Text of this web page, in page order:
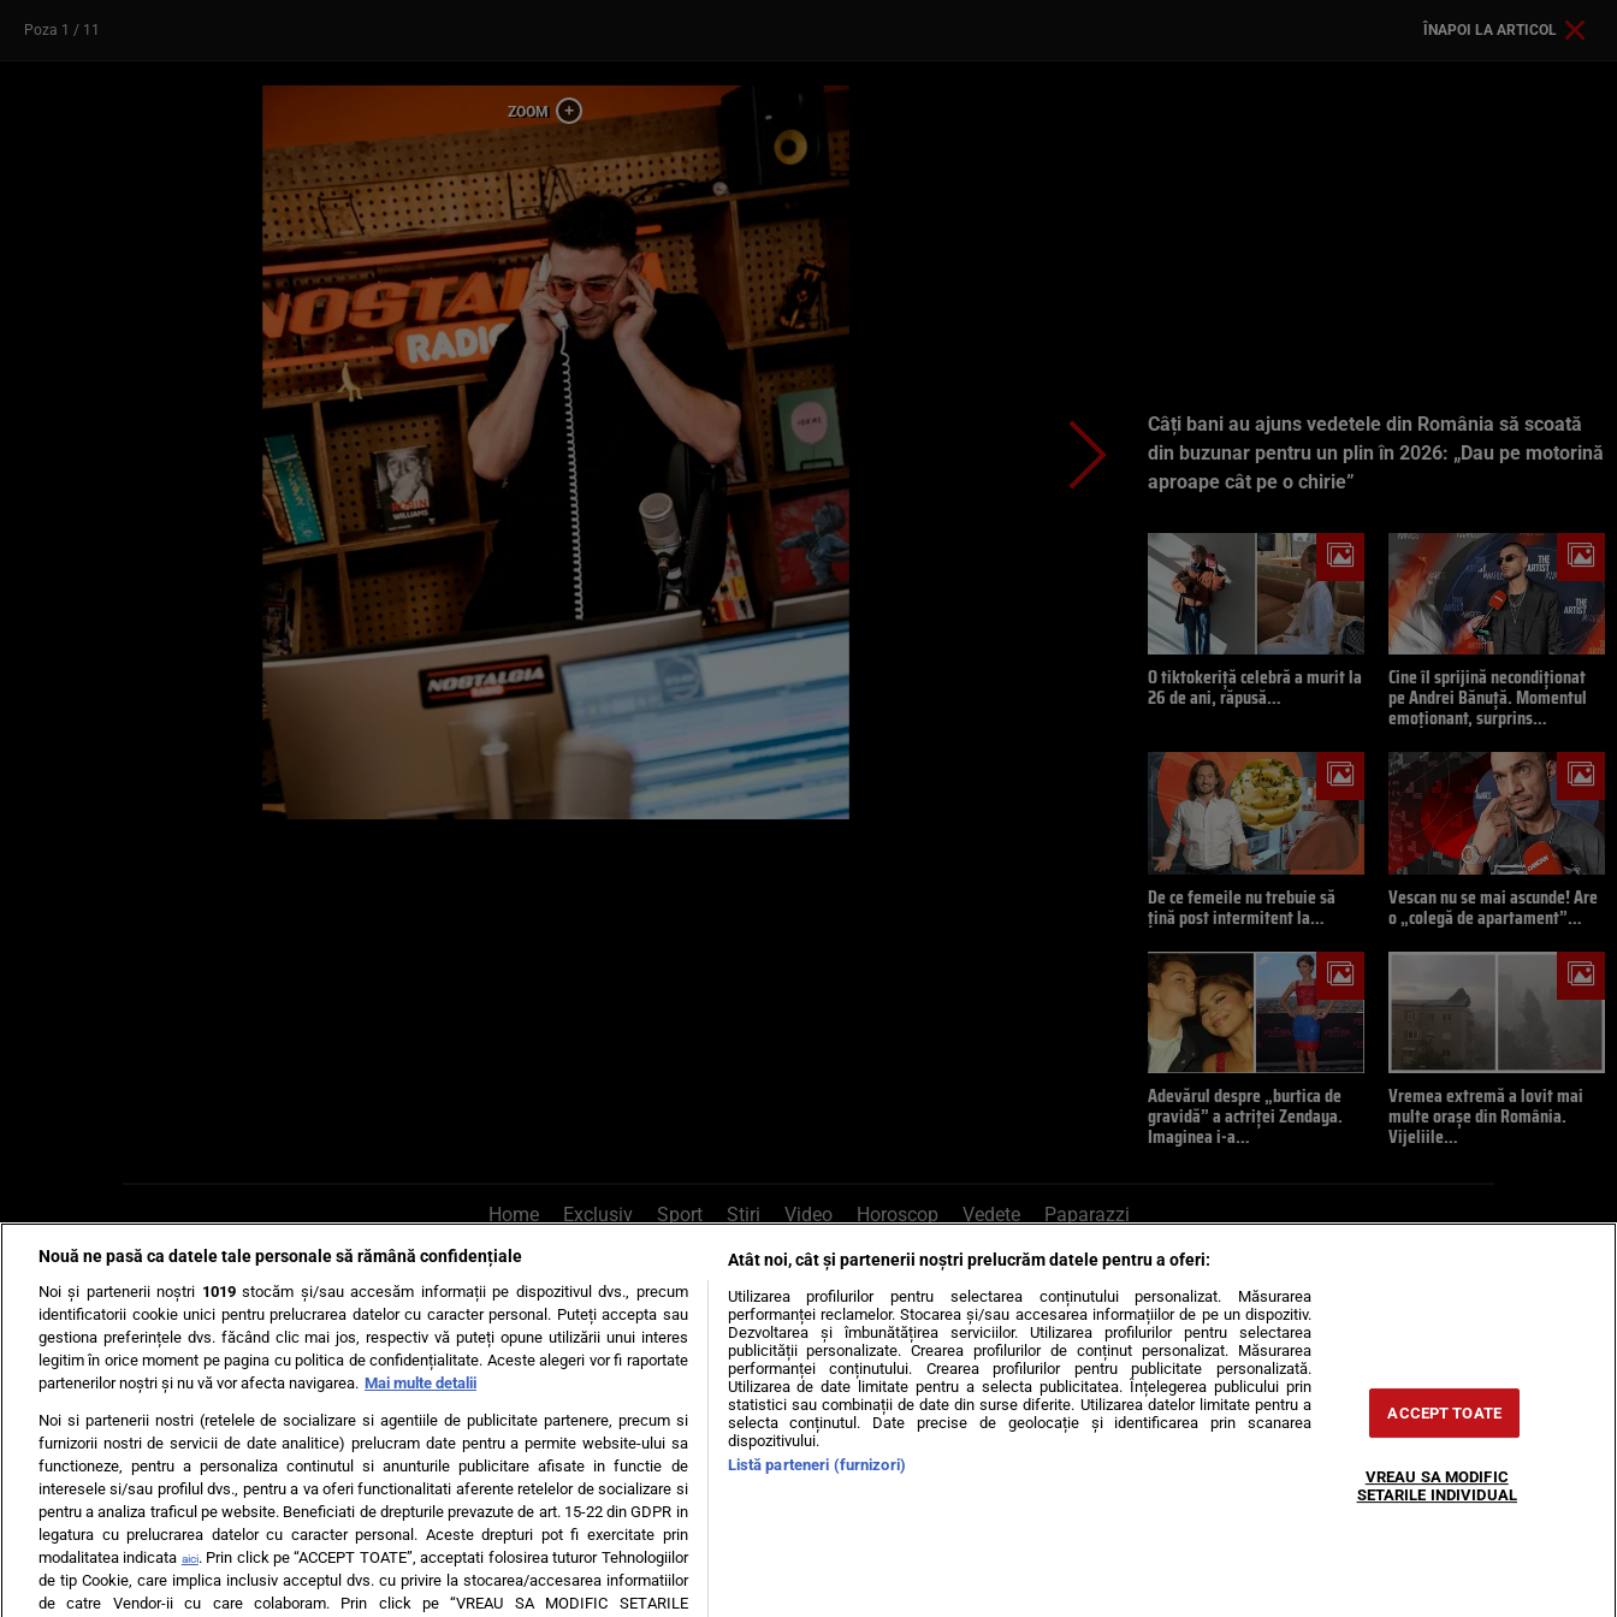
Poza 1 / 11 ÎNAPOI LA ARTICOL
Câți bani au ajuns vedetele din România să scoată
din buzunar pentru un plin în 2026: „Dau pe motorină
aproape cât pe o chirie”
O tiktokeriță celebră a murit la
26 de ani, răpusă…
Cine îl sprijină necondiționat
pe Andrei Bănuță. Momentul
emoționant, surprins…
De ce femeile nu trebuie să
țină post intermitent la…
Vescan nu se mai ascunde! Are
o „colegă de apartament”…
Adevărul despre „burtica de
gravidă” a actriței Zendaya.
Imaginea i-a…
Vremea extremă a lovit mai
multe orașe din România.
Vijeliile…
Home Exclusiv Sport Știri Video Horoscop Vedete Paparazzi
AI UN PONT? Scrie-ne pe Whatsapp, sună la 0741226226 sau trimite mail la pont@cancan.ro
Știri interne Știri externe Politică
Ultimele stiri Diete Insula Iubirii Dictionar de vise LIFE STYLE Horoscop
Echipa editorială Termeni si condiții Politica de confidențialitate
Nouă ne pasă ca datele tale personale să rămână confidențiale
Noi și partenerii noștri 1019stocăm și/sau accesăm informații pe dispozitivul dvs., precum
identificatorii cookie unici pentru prelucrarea datelor cu caracter personal. Puteți accepta sau
gestiona preferințele dvs. făcând clic mai jos, respectiv vă puteți opune utilizării unui interes
legitim în orice moment pe pagina cu politica de confidențialitate. Aceste alegeri vor fi raportate
partenerilor noștri și nu vă vor afecta navigarea. Mai multe detalii
Noi si partenerii nostri (retelele de socializare si agentiile de publicitate partenere, precum si
furnizorii nostri de servicii de date analitice) prelucram date pentru a permite website-ului sa
functioneze, pentru a personaliza continutul si anunturile publicitare afisate in functie de
interesele si/sau profilul dvs., pentru a va oferi functionalitati aferente retelelor de socializare si
pentru a analiza traficul pe website. Beneficiati de drepturile prevazute de art. 15-22 din GDPR in
legatura cu prelucrarea datelor cu caracter personal. Aceste drepturi pot fi exercitate prin
modalitatea indicata aici. Prin click pe “ACCEPT TOATE”, acceptati folosirea tuturor Tehnologiilor
de tip Cookie, care implica inclusiv acceptul dvs. cu privire la stocarea/accesarea informatiilor
de catre Vendor-ii cu care colaboram. Prin click pe “VREAU SA MODIFIC SETARILE
Atât noi, cât și partenerii noștri prelucrăm datele pentru a oferi:
Utilizarea profilurilor pentru selectarea conținutului personalizat. Măsurarea
performanței reclamelor. Stocarea și/sau accesarea informațiilor de pe un dispozitiv.
Dezvoltarea și îmbunătățirea serviciilor. Utilizarea profilurilor pentru selectarea
publicității personalizate. Crearea profilurilor de conținut personalizat. Măsurarea
performanței conținutului. Crearea profilurilor pentru publicitate personalizată.
Utilizarea de date limitate pentru a selecta publicitatea. Înțelegerea publicului prin
statistici sau combinații de date din surse diferite. Utilizarea datelor limitate pentru a
selecta conținutul. Date precise de geolocație și identificarea prin scanarea
dispozitivului.
Listă parteneri (furnizori)
ACCEPT TOATE
VREAU SA MODIFIC
SETARILE INDIVIDUAL